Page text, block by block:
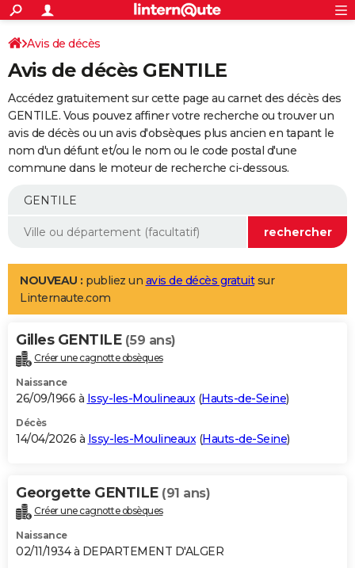
ACTUALITÉS
Politique
Société
Faits Divers
Education
Monde
Villes
+
SPORT
Coupe du monde 2026
Football
Tennis
Cyclisme
Rugby
Forum
Programme TV
TNT
Streaming
Cinéma
Sorties cinéma
Musique
+
FINANCE
Retraite
Epargne
Immobilier
Risques naturels par ville
Banque
Assurance
AUTO
Essais
Réserver un essai
Citadines
Berlines
SUV
Forum auto
+
Mobiles
Meilleur smartphone
Internet
Ordinateurs
Jeux vidéo
Guide high-tech
Aménagement intérieur
LIFESTYLE
Art de vivre
Bien-être
Loisirs
Mode
Modes de vie
Alimentation
Guide de la santé
Maladies
Médicaments
Sommeil
VOYAGE
Destinations
City break
Voyage nature
Voyage de noces
Forum
Climat
+PHOTO
GUIDES D'ACHAT
BONS PLANS
Carte de Noël
Carte Bonne année
Carte Saint-Valentin
Carte Pâques
Carte d'anniversaire
DICTIONNAIRE
Dictionnaire
Biographies
Citations
Expressions
Proverbes
PROGRAMME TV
Avis de décès
Avis de décès GENTILE
Accédez gratuitement sur cette page au carnet des décès des
GENTILE. Vous pouvez affiner votre recherche ou trouver un
avis de décès ou un avis d'obsèques plus ancien en tapant le
nom d'un défunt et/ou le nom ou le code postal d'une
commune dans le moteur de recherche ci-dessous.
NOUVEAU : publiez un avis de décès gratuitsur
Linternaute.com
Gilles GENTILE (59 ans)
Créer une cagnotte obsèques
Naissance
26/09/1966 à Issy-les-Moulineaux(Hauts-de-Seine)
Décès
14/04/2026 à Issy-les-Moulineaux(Hauts-de-Seine)
Georgette GENTILE (91 ans)
Créer une cagnotte obsèques
Naissance
02/11/1934 à DEPARTEMENT D'ALGER